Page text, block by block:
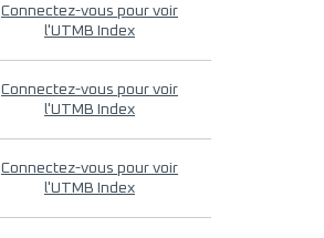
Connectez-vous pour voir
l'UTMB Index
Connectez-vous pour voir
l'UTMB Index
Connectez-vous pour voir
l'UTMB Index